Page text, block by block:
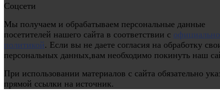
Соцсети
Мы получаем и обрабатываем персональные данные
посетителей нашего сайта в соответствии с
политикой. Если вы не даете согласия на обработку
персональных данных,вам необходимо покинуть наш
При использовании материалов с сайта обязательно
прямой ссылки на источник.